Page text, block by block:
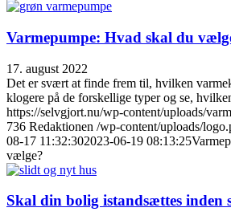
Varmepumpe: Hvad skal du
17. august 2022
Det er svært at finde frem til, hvilken
klogere på de forskellige typer og se,
https://selvgjort.nu/wp-content/uploads/
736 Redaktionen /wp-content/uploads/
08-17 11:32:302023-06-19 08:13:25
vælge?
Skal din bolig istandsættes inden